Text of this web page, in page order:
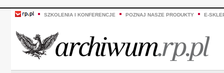
SZKOLENIA I KONFERENCJE POZNAJ NASZE PRODUKTY E-